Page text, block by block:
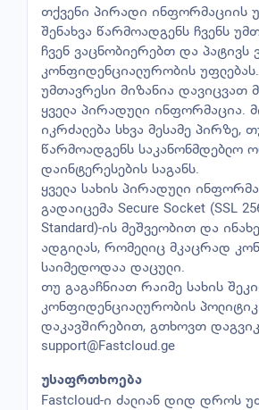
თქვენი პირადი ინფორმაციის
შენახვა წარმოადგენს ჩვენს
ჩვენ ვაცნობიერებთ და პატივს
კონფიდენციალურობის უფლებას.
უმთავრესი მიზანია დავიცვათ
ყველა პირადული ინფორმაცია.
იკრძალება სხვა მესამე პირზე,
წარმოადგენს საკანონმდებლო
დაინტერესების საგანს.
ყველა სახის პირადული
გადაიცემა Secure Socket (SSL
Standard)-ის მეშვეობით და
ადგილას, რომელიც მკაცრად
საიმედოდაა დაცული.
თუ გაგაჩნიათ რაიმე სახის
კონფიდენციალურობის
დაკავშირებით, გთხოვთ
support@Fastcloud.ge
უსაფრთხოება
Fastcloud-ი ძალიან დიდ დროს